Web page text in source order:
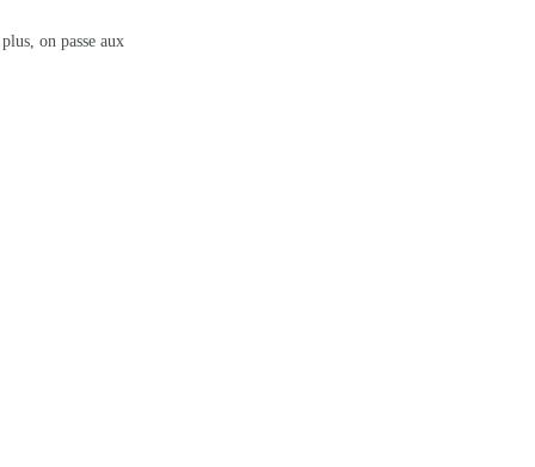
on passe aux